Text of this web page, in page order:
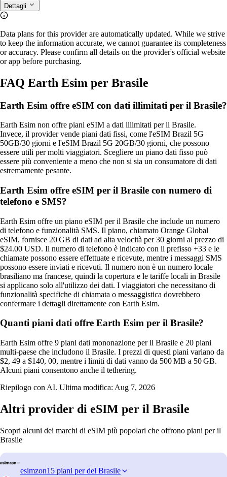
Dettagli
Data plans for this provider are automatically updated. While we strive
to keep the information accurate, we cannot guarantee its completeness
or accuracy. Please confirm all details on the provider's official website
or app before purchasing.
FAQ Earth Esim per Brasile
Earth Esim offre eSIM con dati illimitati per il Brasile?
Earth Esim non offre piani eSIM a dati illimitati per il Brasile.
Invece, il provider vende piani dati fissi, come l'eSIM Brazil 5G
50GB/30 giorni e l'eSIM Brazil 5G 20GB/30 giorni, che possono
essere utili per molti viaggiatori. Scegliere un piano dati fisso può
essere più conveniente a meno che non si sia un consumatore di dati
estremamente pesante.
Earth Esim offre eSIM per il Brasile con numero di
telefono e SMS?
Earth Esim offre un piano eSIM per il Brasile che include un numero
di telefono e funzionalità SMS. Il piano, chiamato Orange Global
eSIM, fornisce 20 GB di dati ad alta velocità per 30 giorni al prezzo di
$24.00 USD. Il numero di telefono è indicato con il prefisso +33 e le
chiamate possono essere effettuate e ricevute, mentre i messaggi SMS
possono essere inviati e ricevuti. Il numero non è un numero locale
brasiliano ma francese, quindi la copertura e le tariffe locali in Brasile
si applicano solo all'utilizzo dei dati. I viaggiatori che necessitano di
funzionalità specifiche di chiamata o messaggistica dovrebbero
confermare i dettagli direttamente con Earth Esim.
Quanti piani dati offre Earth Esim per il Brasile?
Earth Esim offre 9 piani dati mononazione per il Brasile e 20 piani
multi‑paese che includono il Brasile. I prezzi di questi piani variano da
$2, 49 a $140, 00, mentre i limiti di dati vanno da 500 MB a 50 GB.
Alcuni piani consentono anche il tethering.
Riepilogo con AI. Ultima modifica: Aug 7, 2026
Altri provider di eSIM per il Brasile
Scopri alcuni dei marchi di eSIM più popolari che offrono piani per il
Brasile
esimzon15 piani per del Brasile